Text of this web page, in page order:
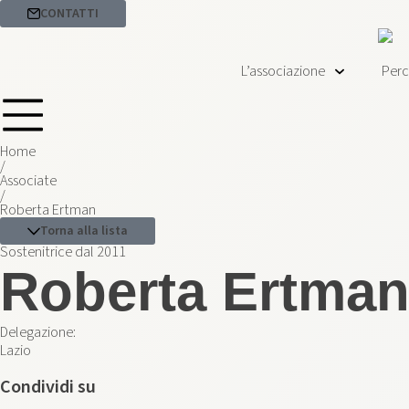
CONTATTI
L’associazione
Home
/
Associate
/
Roberta Ertman
Torna alla lista
Sostenitrice dal 2011
Roberta Ertman
Delegazione:
Lazio
Condividi su